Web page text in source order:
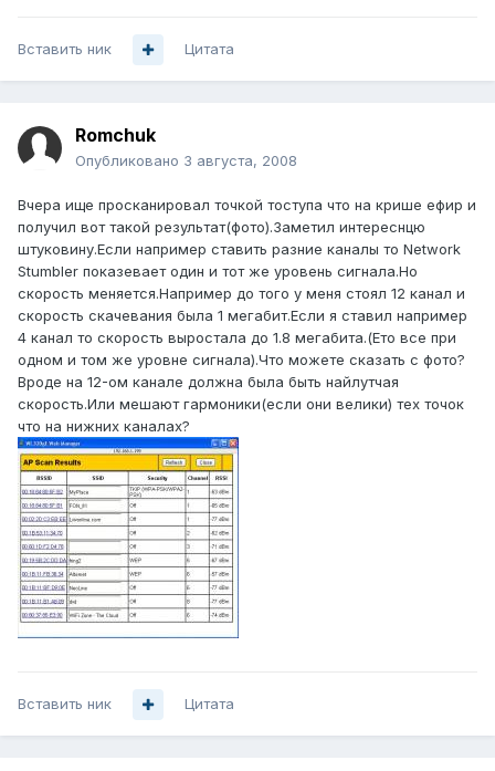
Вставить ник Цитата
Romchuk
Опубликовано 3 августа, 2008
Вчера ище просканировал точкой тоступа что на крише ефир и
получил вот такой результат(фото).Заметил интереснцю
штуковину.Если например ставить разние каналы то Network
Stumbler показевает один и тот же уровень сигнала.Но
скорость меняется.Например до того у меня стоял 12 канал и
скорость скачевания была 1 мегабит.Если я ставил например
4 канал то скорость выростала до 1.8 мегабита.(Ето все при
одном и том же уровне сигнала).Что можете сказать с фото?
Вроде на 12-ом канале должна была быть найлутчая
скорость.Или мешают гармоники(если они велики) тех точок
что на нижних каналах?
Вставить ник Цитата